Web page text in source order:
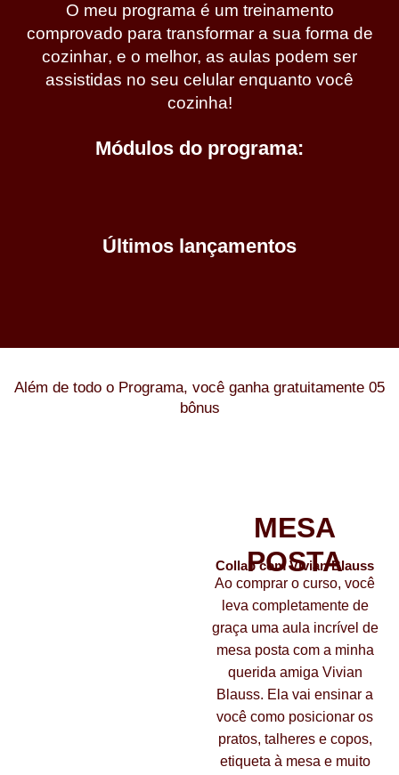
O meu programa é um treinamento
comprovado para transformara sua forma de
cozinhar, e o melhor, as aulas podem ser
assistidas no seu celular enquanto você
cozinha!
Módulos do programa:
Últimos lançamentos
Além de todo o Programa, você ganha gratuitamente 05
bônus
MESA
POSTA
Collab com Vivian Blauss
Ao comprar o curso, você
leva completamente de
graça uma aula incrível de
mesa posta com a minha
querida amiga Vivian
Blauss. Ela vai ensinar a
você como posicionar os
pratos, talheres e copos,
etiqueta à mesa e muito